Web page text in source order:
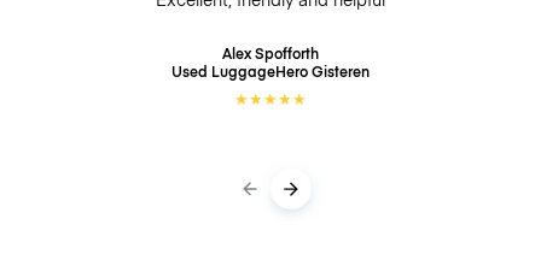
Alex Spofforth
Used LuggageHeroGisteren
★★★★★